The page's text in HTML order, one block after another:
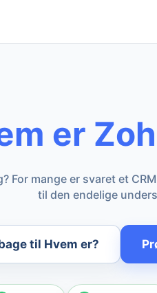
er
For mange er svaret et
til den endelige
til Hvem er?